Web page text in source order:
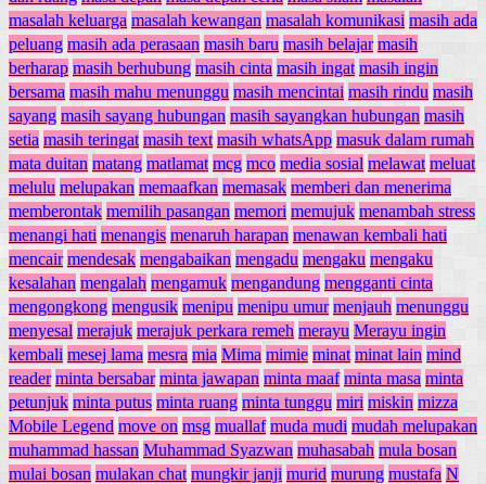
masalah keluarga masalah kewangan masalah komunikasi masih ada
peluang masih ada perasaan masih baru masih belajar masih
berharap masih berhubung masih cinta masih ingat masih ingin
bersama masih mahu menunggu masih mencintai masih rindu masih
sayang masih sayang hubungan masih sayangkan hubungan masih
setia masih teringat masih text masih whatsApp masuk dalam rumah
mata duitan matang matlamat mcg mco media sosial melawat meluat
melulu melupakan memaafkan memasak memberi dan menerima
memberontak memilih pasangan memori memujuk menambah stress
menangi hati menangis menaruh harapan menawan kembali hati
mencair mendesak mengabaikan mengadu mengaku mengaku
kesalahan mengalah mengamuk mengandung mengganti cinta
mengongkong mengusik menipu menipu umur menjauh menunggu
menyesal merajuk merajuk perkara remeh merayu Merayu ingin
kembali mesej lama mesra mia Mima mimie minat minat lain mind
reader minta bersabar minta jawapan minta maaf minta masa minta
petunjuk minta putus minta ruang minta tunggu miri miskin mizza
Mobile Legend move on msg muallaf muda mudi mudah melupakan
muhammad hassan Muhammad Syazwan muhasabah mula bosan
mulai bosan mulakan chat mungkir janji murid murung mustafa N